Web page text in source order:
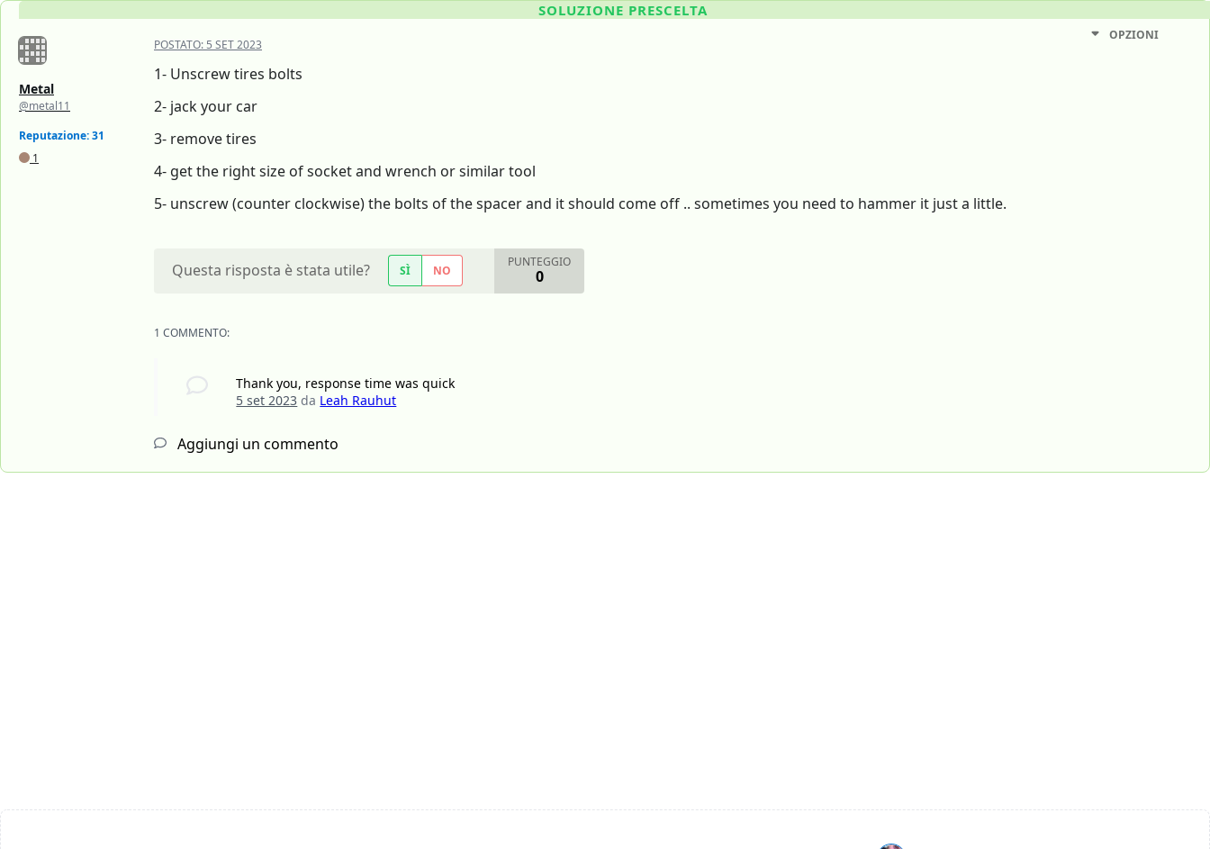
SOLUZIONE PRESCELTA
Metal
@metal11
Reputazione: 31
1
POSTATO: 5 SET 2023
OPZIONI
1- Unscrew tires bolts
2- jack your car
3- remove tires
4- get the right size of socket and wrench or similar tool
5- unscrew (counter clockwise) the bolts of the spacer and it should come off .. sometimes you need to hammer it just a little.
Questa risposta è stata utile? SÌ NO
PUNTEGGIO
0
1 COMMENTO:
Thank you, response time was quick
5 set 2023 da Leah Rauhut
Aggiungi un commento